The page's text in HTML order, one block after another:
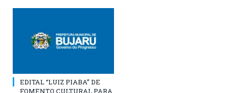
EDITAL “LUIZ PIABA” DE
FOMENTO CULTURAL PARA